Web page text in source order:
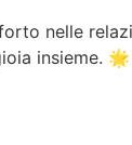
nelle
insieme. 🌟